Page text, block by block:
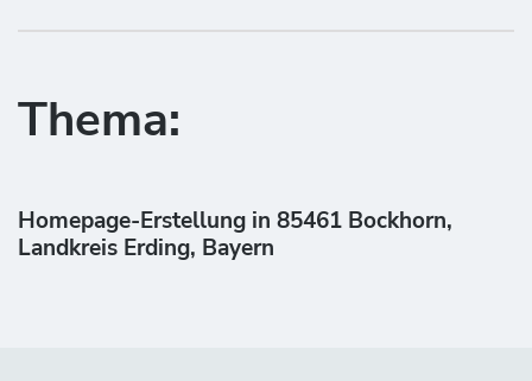
Thema:
Homepage-Erstellung in 85461 Bockhorn,
Landkreis Erding, Bayern